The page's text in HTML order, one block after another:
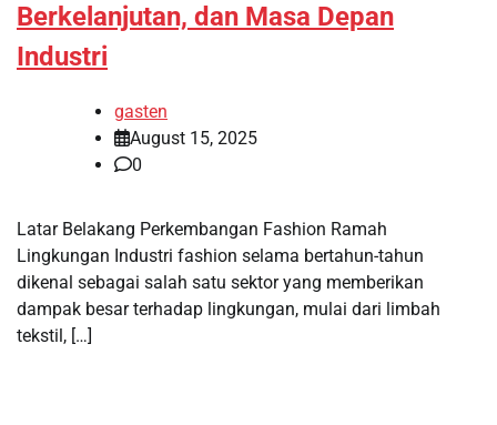
Berkelanjutan, dan Masa Depan
Industri
gasten
August 15, 2025
0
Latar Belakang Perkembangan Fashion Ramah
Lingkungan Industri fashion selama bertahun-tahun
dikenal sebagai salah satu sektor yang memberikan
dampak besar terhadap lingkungan, mulai dari limbah
tekstil, […]